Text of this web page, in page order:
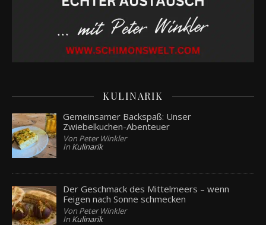
KULINARIK
Gemeinsamer Backspaß: Unser
Zwiebelkuchen-Abenteuer
Von Peter Winkler
In Kulinarik
Der Geschmack des Mittelmeers – wenn
Feigen nach Sonne schmecken
Von Peter Winkler
In Kulinarik